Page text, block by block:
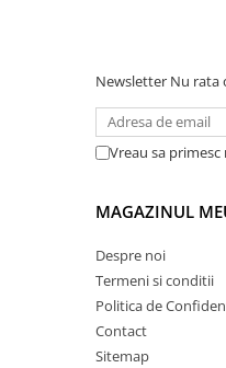
Newsletter Nu rata
Vreau sa
MAGAZINUL
Despre noi
Termeni si conditii
Politica de
Contact
Sitemap